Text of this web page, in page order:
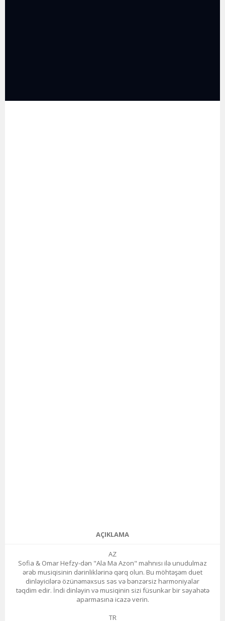
AÇIKLAMA
AZ
Sofia & Omar Hefzy-dən "Ala Ma Azon" mahnısı ilə unudulmaz
ərəb musiqisinin dərinliklərinə qərq olun. Bu möhtəşəm duet
dinləyicilərə özünəməxsus səs və bənzərsiz harmoniyalar
təqdim edir. İndi dinləyin və musiqinin sizi füsunkar bir səyahətə
aparmasına icazə verin.
TR